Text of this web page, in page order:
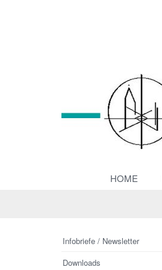
HOME
Infobriefe / Newsletter
Downloads